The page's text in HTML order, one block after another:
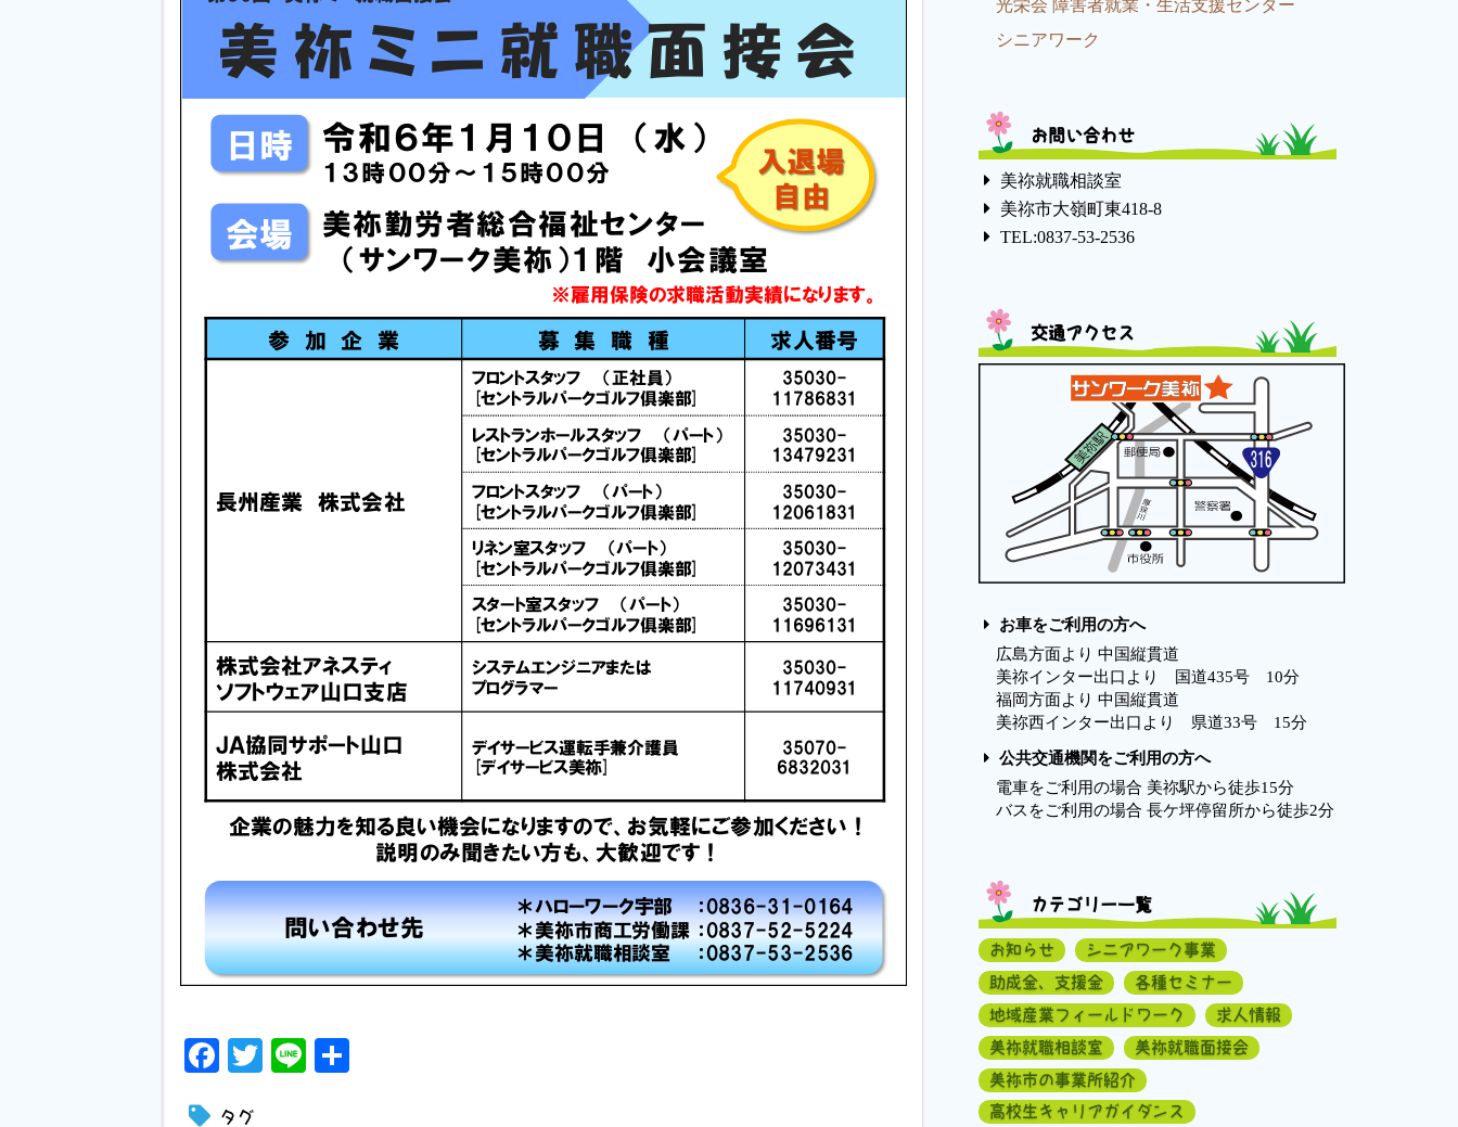
Facebook
Twitter
Line
タグ
光栄会 障害者就業・生活支援センター
シニアワーク
お問い合わせ
美祢就職相談室
美祢市大嶺町東418-8
TEL:0837-53-2536
交通アクセス
お車をご利用の方へ
広島方面より 中国縦貫道
美祢インター出口より 国道435号 10分
福岡方面より 中国縦貫道
美祢西インター出口より 県道33号 15分
公共交通機関をご利用の方へ
電車をご利用の場合 美祢駅から徒歩15分
バスをご利用の場合 長ケ坪停留所から徒歩2分
カテゴリー一覧
お知らせ
シニアワーク事業
助成金、支援金
各種セミナー
地域産業フィールドワーク
求人情報
美祢就職相談室
美祢就職面接会
美祢市の事業所紹介
高校生キャリアガイダンス